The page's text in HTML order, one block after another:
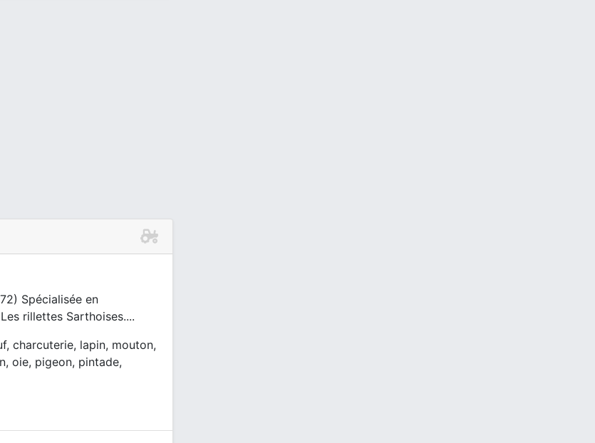
Spécialisée en
rillettes Sarthoises....
charcuterie, lapin, mouton,
oie, pigeon, pintade,